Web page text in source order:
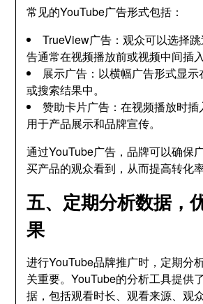
常见的YouTube广告形式包括：
TrueView广告：观众可以选择
告通常在视频播放前或视频中间插入
展示广告：以横幅广告形式显
或搜索结果中。
赞助卡片广告：在视频播放时
用于产品展示和品牌宣传。
通过YouTube广告，品牌可以确保
买产品的观众看到，从而提高转化率
五、定期分析数据，
果
进行YouTube品牌推广时，定期分
关重要。YouTube的分析工具提供
据，包括观看时长、观看来源、观